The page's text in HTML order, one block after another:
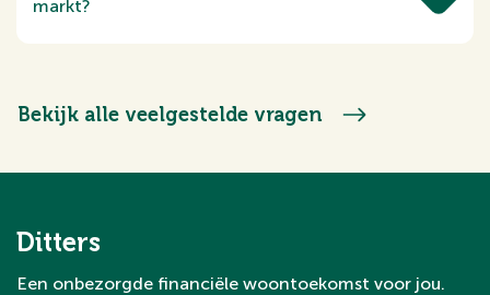
markt?
je daar benieuwd naar bent.
Bekijk alle veelgestelde vragen
Ditters
Een onbezorgde financiële woontoekomst voor jou.